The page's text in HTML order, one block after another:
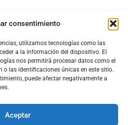
consentimiento
utilizamos tecnologías como las
a la información del dispositivo. El
nos permitirá procesar datos como el
o las identificaciones únicas en este sitio.
puede afectar negativamente a
Aceptar